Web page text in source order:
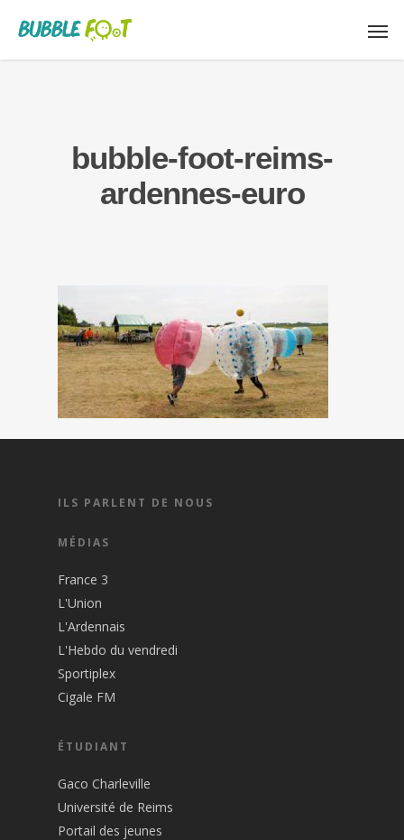
bubble-foot-reims-
ardennes-euro
ILS PARLENT DE NOUS
MÉDIAS
France 3
L'Union
L'Ardennais
L'Hebdo du vendredi
Sportiplex
Cigale FM
ÉTUDIANT
Gaco Charleville
Université de Reims
Portail des jeunes